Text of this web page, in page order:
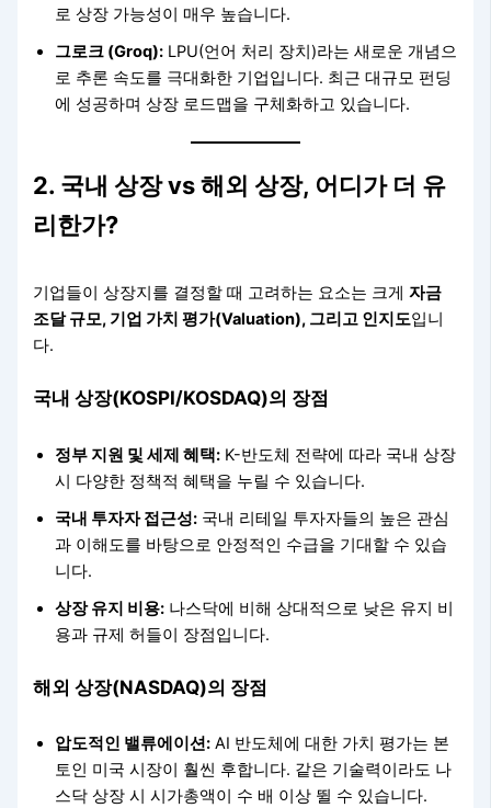
로 상장 가능성이 매우 높습니다.
그로크 (Groq): LPU(언어 처리 장치)라는 새로운 개념으
로 추론 속도를 극대화한 기업입니다. 최근 대규모 펀딩
에 성공하며 상장 로드맵을 구체화하고 있습니다.
2. 국내 상장 vs 해외 상장, 어디가 더 유
리한가?
기업들이 상장지를 결정할 때 고려하는 요소는 크게자금
조달 규모, 기업 가치 평가(Valuation), 그리고 인지도입니
다.
국내 상장(KOSPI/KOSDAQ)의 장점
정부 지원 및 세제 혜택: K-반도체 전략에 따라 국내 상장
시 다양한 정책적 혜택을 누릴 수 있습니다.
국내 투자자 접근성: 국내 리테일 투자자들의 높은 관심
과 이해도를 바탕으로 안정적인 수급을 기대할 수 있습
니다.
상장 유지 비용: 나스닥에 비해 상대적으로 낮은 유지 비
용과 규제 허들이 장점입니다.
해외 상장(NASDAQ)의 장점
압도적인 밸류에이션: AI 반도체에 대한 가치 평가는 본
토인 미국 시장이 훨씬 후합니다. 같은 기술력이라도 나
스닥 상장 시 시가총액이 수 배 이상 뛸 수 있습니다.